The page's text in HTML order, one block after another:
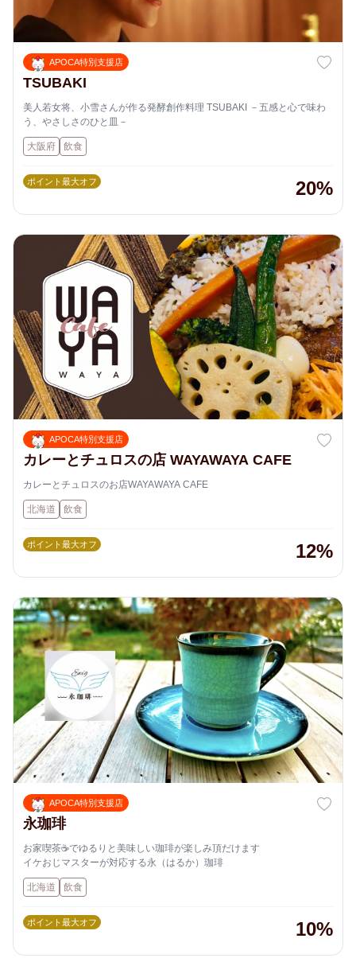
APOCA特別支援店
TSUBAKI
美人若女将、小雪さんが作る発酵創作料理 TSUBAKI －五感と心で味わ
う、やさしさのひと皿－
大阪府 飲食
ポイント最大オフ 20%
APOCA特別支援店
カレーとチュロスの店 WAYAWAYA CAFE
カレーとチュロスのお店WAYAWAYA CAFE
北海道 飲食
ポイント最大オフ 12%
APOCA特別支援店
永珈琲
お家喫茶☕️でゆるりと美味しい珈琲が楽しみ頂だけます
イケおじマスターが対応する永（はるか）珈琲
北海道 飲食
ポイント最大オフ 10%